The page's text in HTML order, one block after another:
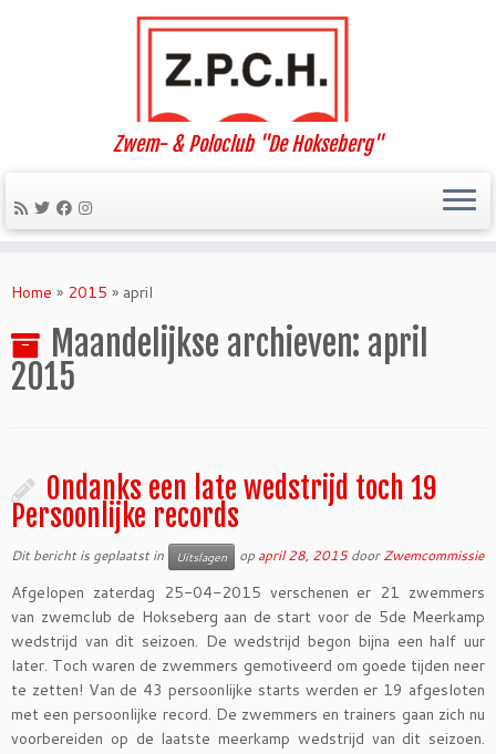
naar
Zwem- & Poloclub "De Hokseberg"
Home » 2015 » april
Maandelijkse archieven: april
2015
Ondanks een late wedstrijd toch 19
Persoonlijke records
Dit bericht is geplaatst in Uitslagen op april 28, 2015 doorZwemcommissie
Afgelopen zaterdag 25-04-2015 verschenen er 21 zwemmers
van zwemclub de Hokseberg aan de start voor de 5de Meerkamp
wedstrijd van dit seizoen. De wedstrijd begon bijna een half uur
later. Toch waren de zwemmers gemotiveerd om goede tijden neer
te zetten! Van de 43 persoonlijke starts werden er 19 afgesloten
met een persoonlijke record. De zwemmers en trainers gaan zich nu
voorbereiden op de laatste meerkamp wedstrijd van dit seizoen.